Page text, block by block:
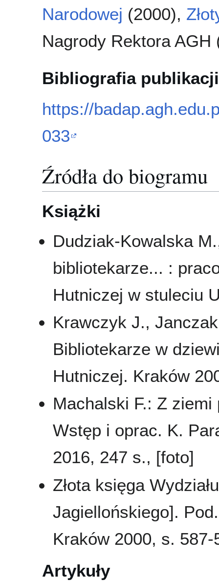
Narodowej (2000),
Nagrody Rektora
Bibliografia publikacji
https://
033
Źródła do biogramu
Książki
Dudziak-Kowalska
bibliotekarze... :
Hutniczej w stuleciu
Krawczyk J.,
Bibliotekarze w
Hutniczej. Kraków
Machalski F.: Z
Wstęp i oprac. K.
2016, 247 s., [foto]
Złota księga
Jagiellońskiego].
Kraków 2000, s.
Artykuły